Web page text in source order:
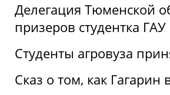
Делегация Тюменской
призеров студентка
Студенты агровуза
Сказ о том, как